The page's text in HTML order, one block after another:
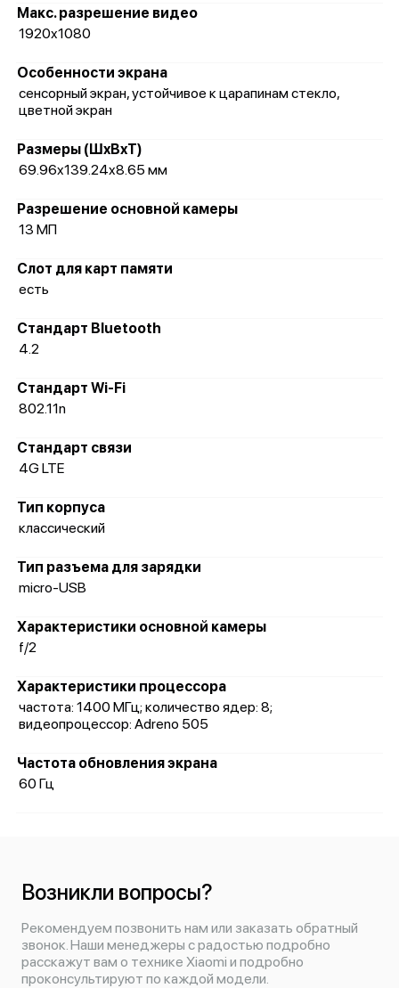
Макс. разрешение видео
1920x1080
Особенности экрана
сенсорный экран, устойчивое к царапинам стекло,
цветной экран
Размеры (ШxВxТ)
69.96x139.24x8.65 мм
Разрешение основной камеры
13 МП
Слот для карт памяти
есть
Стандарт Bluetooth
4.2
Стандарт Wi-Fi
802.11n
Стандарт связи
4G LTE
Тип корпуса
классический
Тип разъема для зарядки
micro-USB
Характеристики основной камеры
f/2
Характеристики процессора
частота: 1400 МГц; количество ядер: 8;
видеопроцессор: Adreno 505
Частота обновления экрана
60 Гц
Возникли вопросы?
Рекомендуем позвонить нам или заказать обратный
звонок. Наши менеджеры с радостью подробно
расскажут вам о технике Xiaomi и подробно
проконсультируют по каждой модели.